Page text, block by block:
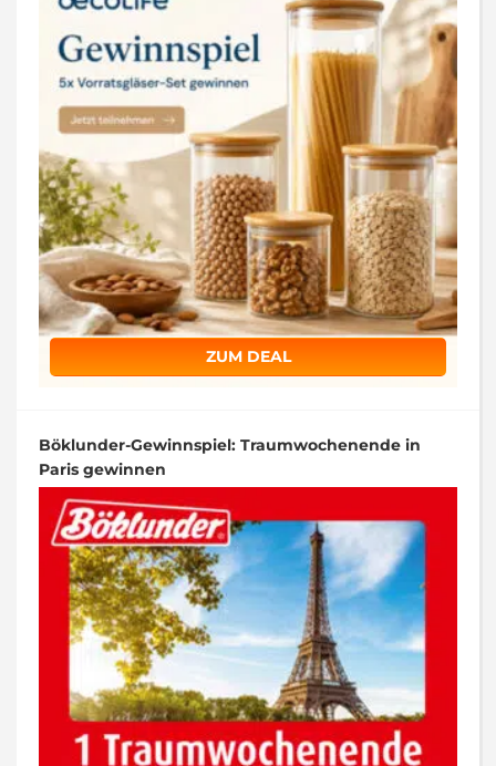
ZUM DEAL
Böklunder-Gewinnspiel: Traumwochenende in
Paris gewinnen